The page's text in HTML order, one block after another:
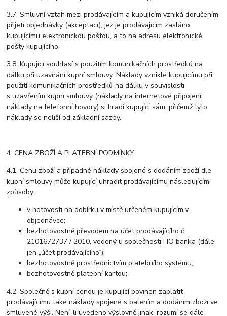
3.7. Smluvní vztah mezi prodávajícím a kupujícím vzniká doručením
přijetí objednávky (akceptací), jež je prodávajícím zasláno
kupujícímu elektronickou poštou, a to na adresu elektronické
pošty kupujícího.
3.8. Kupující souhlasí s použitím komunikačních prostředků na
dálku při uzavírání kupní smlouvy. Náklady vzniklé kupujícímu při
použití komunikačních prostředků na dálku v souvislosti
s uzavřením kupní smlouvy (náklady na internetové připojení,
náklady na telefonní hovory) si hradí kupující sám, přičemž tyto
náklady se neliší od základní sazby.
4. CENA ZBOŽÍ A PLATEBNÍ PODMÍNKY
4.1. Cenu zboží a případné náklady spojené s dodáním zboží dle
kupní smlouvy může kupující uhradit prodávajícímu následujícími
způsoby:
v hotovosti na dobírku v místě určeném kupujícím v
objednávce;
bezhotovostně převodem na účet prodávajícího č.
2101672737 / 2010, vedený u společnosti FIO banka (dále
jen „účet prodávajícího“);
bezhotovostně prostřednictvím platebního systému;
bezhotovostně platební kartou;
4.2. Společně s kupní cenou je kupující povinen zaplatit
prodávajícímu také náklady spojené s balením a dodáním zboží ve
smluvené výši. Není-li uvedeno výslovně jinak, rozumí se dále